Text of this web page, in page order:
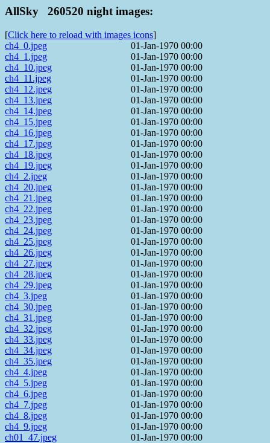
AllSky 260520 night images:
[Click here to reload with images icons]
ch4_0.jpeg
01-Jan-1970 00:00
ch4_1.jpeg
01-Jan-1970 00:00
ch4_10.jpeg
01-Jan-1970 00:00
ch4_11.jpeg
01-Jan-1970 00:00
ch4_12.jpeg
01-Jan-1970 00:00
ch4_13.jpeg
01-Jan-1970 00:00
ch4_14.jpeg
01-Jan-1970 00:00
ch4_15.jpeg
01-Jan-1970 00:00
ch4_16.jpeg
01-Jan-1970 00:00
ch4_17.jpeg
01-Jan-1970 00:00
ch4_18.jpeg
01-Jan-1970 00:00
ch4_19.jpeg
01-Jan-1970 00:00
ch4_2.jpeg
01-Jan-1970 00:00
ch4_20.jpeg
01-Jan-1970 00:00
ch4_21.jpeg
01-Jan-1970 00:00
ch4_22.jpeg
01-Jan-1970 00:00
ch4_23.jpeg
01-Jan-1970 00:00
ch4_24.jpeg
01-Jan-1970 00:00
ch4_25.jpeg
01-Jan-1970 00:00
ch4_26.jpeg
01-Jan-1970 00:00
ch4_27.jpeg
01-Jan-1970 00:00
ch4_28.jpeg
01-Jan-1970 00:00
ch4_29.jpeg
01-Jan-1970 00:00
ch4_3.jpeg
01-Jan-1970 00:00
ch4_30.jpeg
01-Jan-1970 00:00
ch4_31.jpeg
01-Jan-1970 00:00
ch4_32.jpeg
01-Jan-1970 00:00
ch4_33.jpeg
01-Jan-1970 00:00
ch4_34.jpeg
01-Jan-1970 00:00
ch4_35.jpeg
01-Jan-1970 00:00
ch4_4.jpeg
01-Jan-1970 00:00
ch4_5.jpeg
01-Jan-1970 00:00
ch4_6.jpeg
01-Jan-1970 00:00
ch4_7.jpeg
01-Jan-1970 00:00
ch4_8.jpeg
01-Jan-1970 00:00
ch4_9.jpeg
01-Jan-1970 00:00
ch01_47.jpeg
01-Jan-1970 00:00